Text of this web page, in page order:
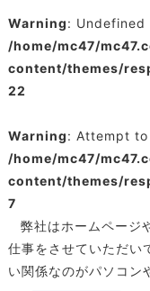
Warning:
/home/mc47/
content/themes/
22
Warning: Attempt
/home/mc47/
content/themes/
7
弊社はホームページ
仕事をさせていただい
い関係なのがパソコン